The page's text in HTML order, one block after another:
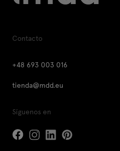
Contacto
+48 693 003 016
tienda@mdd.eu
Síguenos en